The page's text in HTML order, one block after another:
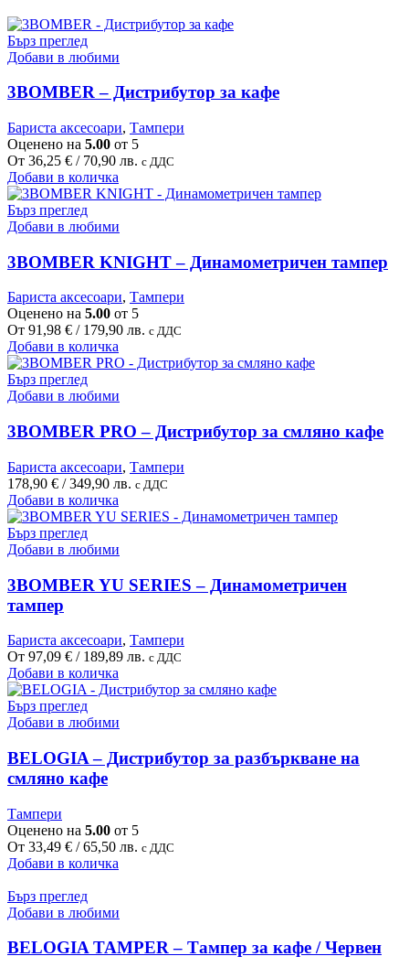
Бърз преглед
Добави в любими
3BOMBER – Дистрибутор за кафе
Бариста аксесоари, Тампери
Оценено на 5.00 от 5
От 36,25 € / 70,90 лв. с ДДС
Добави в количка
product
multiple
The
options
may
be
chosen
the
product
page
Бърз преглед
Добави в любими
3BOMBER KNIGHT – Динамометричен тампер
Бариста аксесоари, Тампери
Оценено на 5.00 от 5
От 91,98 € / 179,90 лв. с ДДС
Добави в количка
product
multiple
The
options
may
be
chosen
on
the
page
Бърз преглед
Добави в любими
3BOMBER PRO – Дистрибутор за смляно кафе
Бариста аксесоари, Тампери
178,90 € / 349,90 лв. с ДДС
Добави в количка
Бърз преглед
Добави в любими
3BOMBER YU SERIES – Динамометричен
тампер
Бариста аксесоари, Тампери
От 97,09 € / 189,89 лв. с ДДС
Добави в количка
product
multiple
The
options
on
the
product
Бърз преглед
Добави в любими
BELOGIA – Дистрибутор за разбъркване на
смляно кафе
Тампери
Оценено на 5.00 от 5
От 33,49 € / 65,50 лв. с ДДС
Добави в количка
multiple
The
Бърз преглед
Добави в любими
BELOGIA TAMPER – Тампер за кафе / Червен